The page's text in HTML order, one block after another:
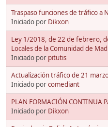
Traspaso funciones de tráfico a
Iniciado por Dikxon
Ley 1/2018, de 22 de febrero,
Locales de la Comunidad de
Iniciado por pitutis
Actualización tráfico de 21
Iniciado porcomediant
PLAN FORMACIÓN CONTINUA
Iniciado por Dikxon